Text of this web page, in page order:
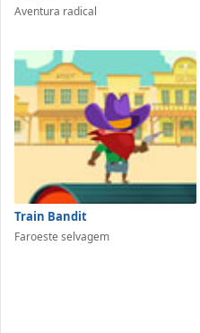
Aventura radical
Train Bandit
Faroeste selvagem